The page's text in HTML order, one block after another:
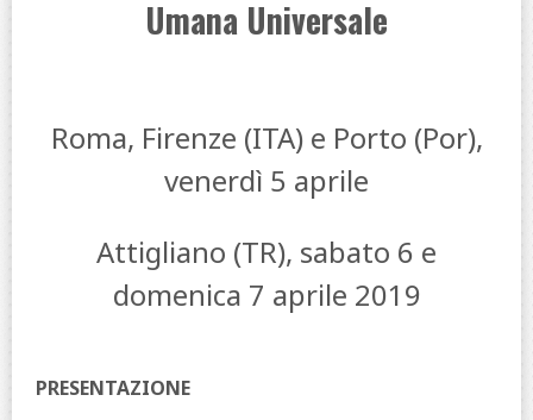
Umana Universale
Roma, Firenze (ITA) e Porto (Por),
venerdì 5 aprile
Attigliano (TR), sabato 6 e
domenica 7 aprile 2019
PRESENTAZIONE